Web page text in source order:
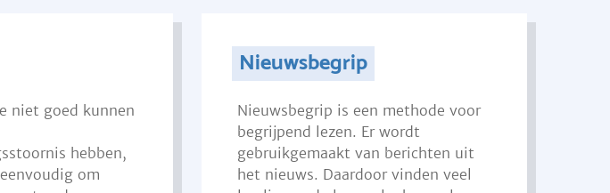
niet goed kunnen
hebben,
om
Nieuwsbegrip
Nieuwsbegrip is een methode voor
begrijpend lezen. Er wordt
gebruikgemaakt van berichten uit
het nieuws. Daardoor vinden veel